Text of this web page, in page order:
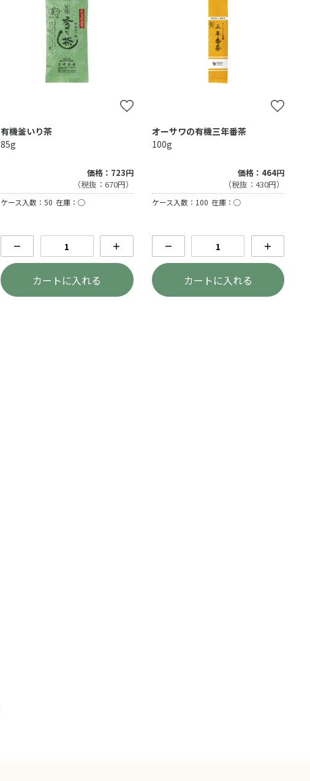
有機釜いり茶
85g
価格：723円
（税抜：670円）
ケース入数：50 在庫：○
－ ＋
カートに入れる
オーサワの有機三年番茶
100g
価格：464円
（税抜：430円）
ケース入数：100 在庫：○
－ ＋
カートに入れる